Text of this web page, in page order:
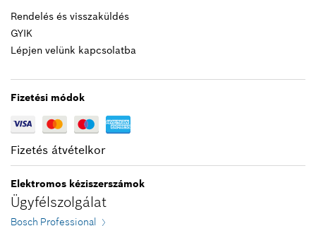
Rendelés és visszaküldés
GYIK
Lépjen velünk kapcsolatba
Fizetési módok
Fizetés átvételkor
Elektromos kéziszerszámok
Ügyfélszolgálat
Bosch Professional